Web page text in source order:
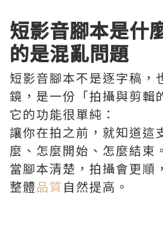
短影音腳本是什
的是混亂問題
短影音腳本不是逐字稿，
鏡，是一份「拍攝與剪輯
它的功能很單純：
讓你在拍之前，就知道這
麼、怎麼開始、怎麼結束。
當腳本清楚，拍攝會更順
整體品質 自然提高。